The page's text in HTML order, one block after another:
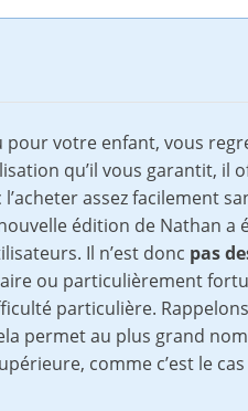
votre enfant, vous
qu’il vous garantit, il
assez facilement
édition de Nathan a
Il n’est donc pas
ou particulièrement
particulière.
permet au plus grand
comme c’est le cas